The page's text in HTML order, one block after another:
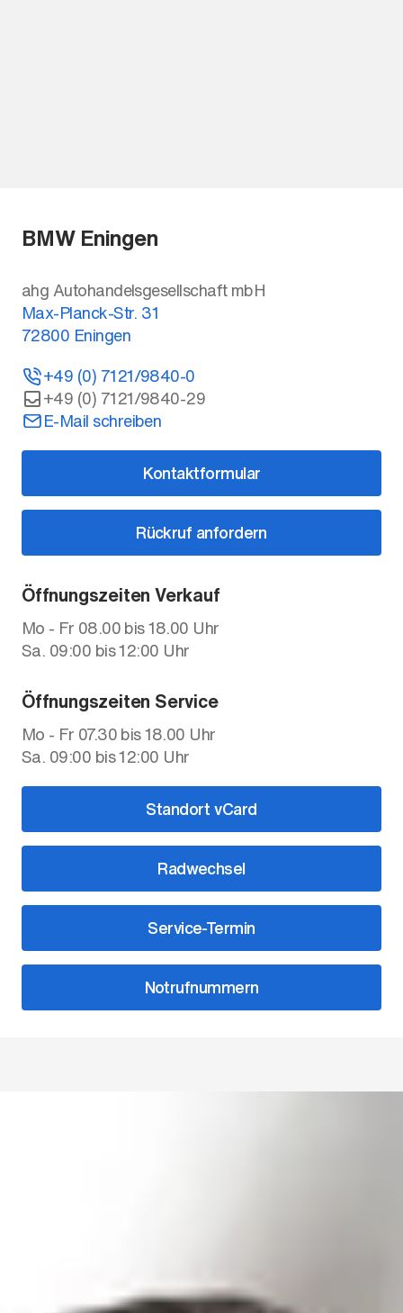
BMW Eningen
ahg Autohandelsgesellschaft mbH
Max-Planck-Str. 31
72800 Eningen
+49 (0) 7121/9840-0
+49 (0) 7121/9840-29
E-Mail schreiben
Kontaktformular
Rückruf anfordern
Öffnungszeiten Verkauf
Mo - Fr 08.00 bis 18.00 Uhr
Sa. 09:00 bis 12:00 Uhr
Öffnungszeiten Service
Mo - Fr 07.30 bis 18.00 Uhr
Sa. 09:00 bis 12:00 Uhr
Standort vCard
Radwechsel
Service-Termin
Notrufnummern
Filialleiter After Sales